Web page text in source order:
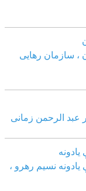
، سازمان رهایی
عبد الرحمن زمانى
نسیم رهرو ،